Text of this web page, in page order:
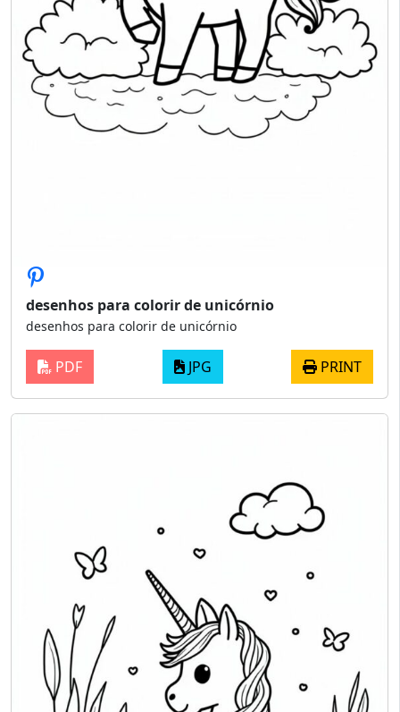
desenhos para colorir de unicórnio
desenhos para colorir de unicórnio
PDF JPG PRINT